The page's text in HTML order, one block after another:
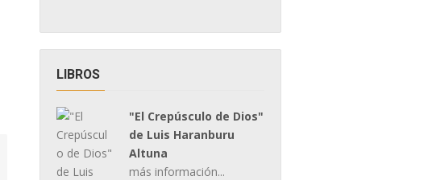
LIBROS
"El Crepúsculo de Dios"
de Luis Haranburu
Altuna
más información...